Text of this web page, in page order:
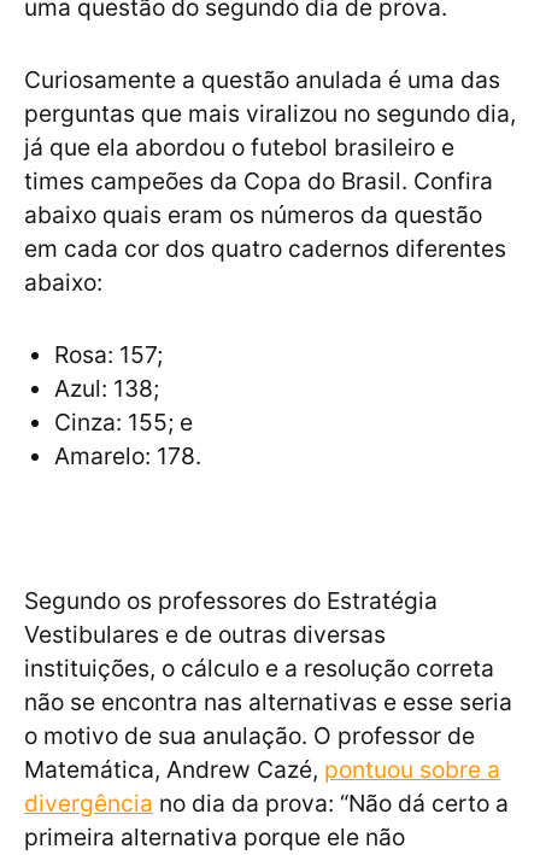
uma questão do segundo dia de prova.
Curiosamente a questão anulada é uma das
perguntas que mais viralizou no segundo dia,
já que ela abordou o futebol brasileiro e
times campeões da Copa do Brasil. Confira
abaixo quais eram os números da questão
em cada cor dos quatro cadernos diferentes
abaixo:
Rosa: 157;
Azul: 138;
Cinza: 155; e
Amarelo: 178.
Segundo os professores do Estratégia
Vestibulares e de outras diversas
instituições, o cálculo e a resolução correta
não se encontra nas alternativas e esse seria
o motivo de sua anulação. O professor de
Matemática, Andrew Cazé, pontuou sobre a
divergência no dia da prova: “Não dá certo a
primeira alternativa porque ele não